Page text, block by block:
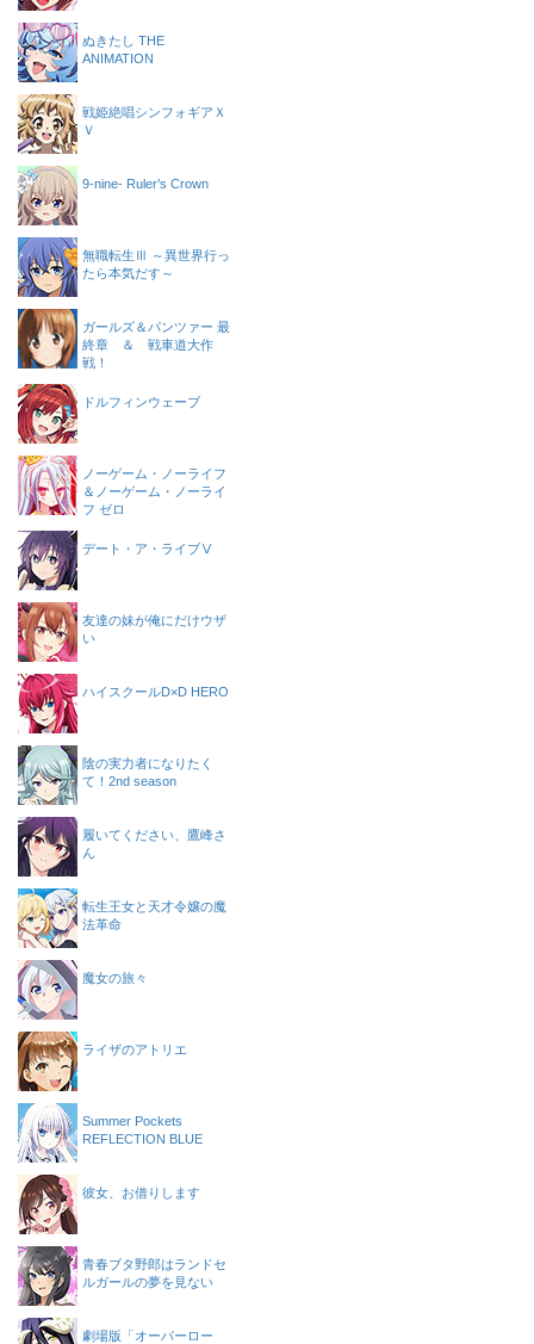
ぬきたし THE
ANIMATION
戦姫絶唱シンフォギアＸ
Ｖ
9-nine- Ruler’s Crown
無職転生Ⅲ ～異世界行っ
たら本気だす～
ガールズ＆パンツァー 最
終章 ＆ 戦車道大作
戦！
ドルフィンウェーブ
ノーゲーム・ノーライフ
＆ノーゲーム・ノーライ
フ ゼロ
デート・ア・ライブⅤ
友達の妹が俺にだけウザ
い
ハイスクールD×D HERO
陰の実力者になりたく
て！2nd season
履いてください、鷹峰さ
ん
転生王女と天才令嬢の魔
法革命
魔女の旅々
ライザのアトリエ
Summer Pockets
REFLECTION BLUE
彼女、お借りします
青春ブタ野郎はランドセ
ルガールの夢を見ない
劇場版「オーバーロー